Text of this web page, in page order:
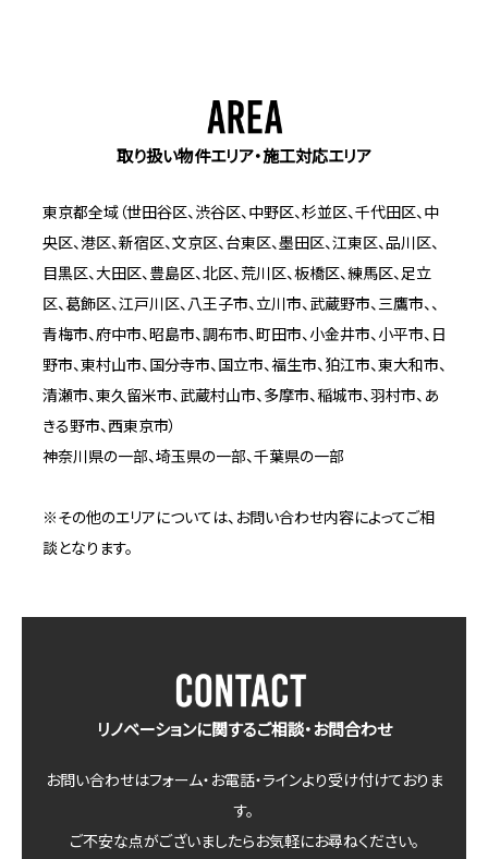
取り扱い物件エリア・施工対応エリア
東京都全域（世田谷区、渋谷区、中野区、杉並区、千代田区、中
央区、港区、新宿区、文京区、台東区、墨田区、江東区、品川区、
目黒区、大田区、豊島区、北区、荒川区、板橋区、練馬区、足立
区、葛飾区、江戸川区、八王子市、立川市、武蔵野市、三鷹市、、
青梅市、府中市、昭島市、調布市、町田市、小金井市、小平市、日
野市、東村山市、国分寺市、国立市、福生市、狛江市、東大和市、
清瀬市、東久留米市、武蔵村山市、多摩市、稲城市、羽村市、あ
きる野市、西東京市）
神奈川県の一部、埼玉県の一部、千葉県の一部
※その他のエリアについては、お問い合わせ内容によってご相
談となります。
リノベーションに関するご相談・お問合わせ
お問い合わせはフォーム・お電話・ラインより受け付けておりま
す。
ご不安な点がございましたらお気軽にお尋ねください。